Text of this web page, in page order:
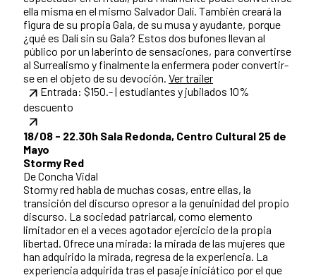
ella misma en el mismo Salvador Dalí. También creará la
figura de su propia Gala, de su musa y ayudante, porque
¿qué es Dalí sin su Gala? Estos dos bufones llevan al
público por un laberinto de sensaciones, para convertirse
al Surrealismo y finalmente la enfermera poder convertir-
se en el objeto de su devoción. Ver trailer
Entrada: $150.- | estudiantes y jubilados 10%
descuento
18/08 - 22.30h Sala Redonda, Centro Cultural 25 de
Mayo
Stormy Red
De Concha Vidal
Stormy red habla de muchas cosas, entre ellas, la
transición del discurso opresor a la genuinidad del propio
discurso. La sociedad patriarcal, como elemento
limitador en el a veces agotador ejercicio de la propia
libertad. Ofrece una mirada: la mirada de las mujeres que
han adquirido la mirada, regresa de la experiencia. La
experiencia adquirida tras el pasaje iniciático por el que